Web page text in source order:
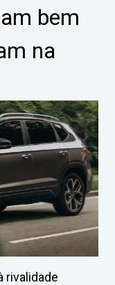
bem
na
rivalidade